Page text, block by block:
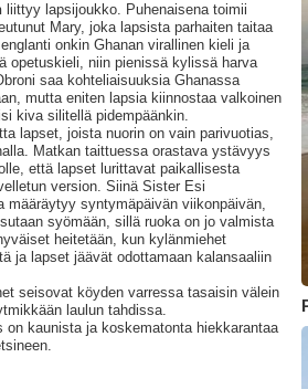
liittyy lapsijoukko. Puhenaisena toimii
Mary, joka lapsista parhaiten taitaa
onkin Ghanan virallinen kieli ja
opetuskieli, niin pienissä kylissä harva
saa kohteliaisuuksia Ghanassa
mutta eniten lapsia kiinnostaa valkoinen
kiva silitellä pidempäänkin.
lapset, joista nuorin on vain parivuotias,
Matkan taittuessa orastava ystävyys
että lapset lurittavat paikallisesta
version. Siinä Sister Esi
määräytyy syntymäpäivän viikonpäivän,
syömään, sillä ruoka on jo valmista
heitetään, kun kylänmiehet
ja lapset jäävät odottamaan kalansaaliin
seisovat köyden varressa tasaisin välein
laulun tahdissa.
on kaunista ja koskematonta hiekkarantaa